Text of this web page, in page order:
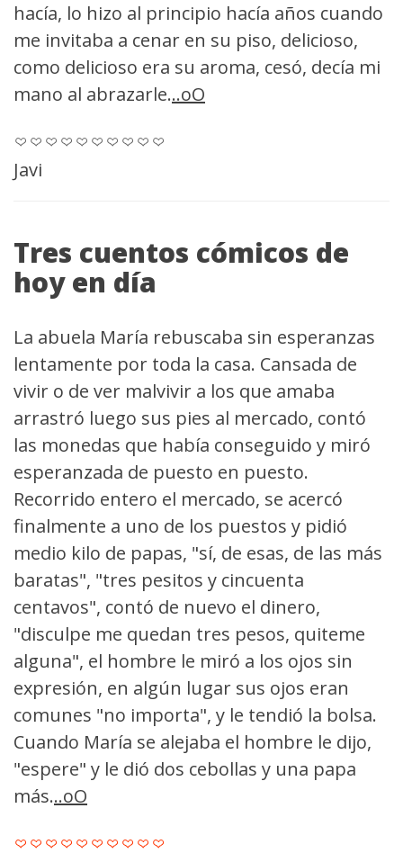
hacía, lo hizo al principio hacía años cuando
me invitaba a cenar en su piso, delicioso,
como delicioso era su aroma, cesó, decía mi
mano al abrazarle...oO
Javi
Tres cuentos cómicos de
hoy en día
La abuela María rebuscaba sin esperanzas
lentamente por toda la casa. Cansada de
vivir o de ver malvivir a los que amaba
arrastró luego sus pies al mercado, contó
las monedas que había conseguido y miró
esperanzada de puesto en puesto.
Recorrido entero el mercado, se acercó
finalmente a uno de los puestos y pidió
medio kilo de papas, "sí, de esas, de las más
baratas", "tres pesitos y cincuenta
centavos", contó de nuevo el dinero,
"disculpe me quedan tres pesos, quiteme
alguna", el hombre le miró a los ojos sin
expresión, en algún lugar sus ojos eran
comunes "no importa", y le tendió la bolsa.
Cuando María se alejaba el hombre le dijo,
"espere" y le dió dos cebollas y una papa
más...oO